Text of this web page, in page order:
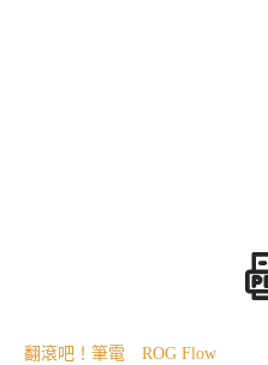
翻滾吧！筆電 ROG Flow